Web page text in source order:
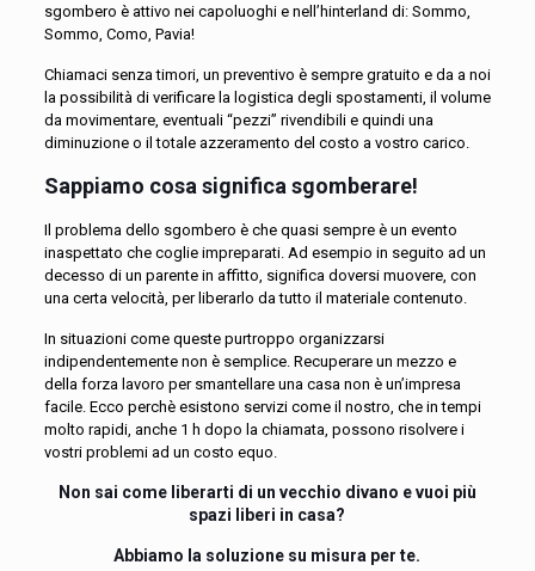
sgombero è attivo nei capoluoghi e nell’hinterland di: Sommo,
Sommo, Como, Pavia!
Chiamaci senza timori, un preventivo è sempre gratuito e da a noi
la possibilità di verificare la logistica degli spostamenti, il volume
da movimentare, eventuali “pezzi” rivendibili e quindi una
diminuzione o il totale azzeramento del costo a vostro carico.
Sappiamo cosa significa sgomberare!
Il problema dello sgombero è che quasi sempre è un evento
inaspettato che coglie impreparati. Ad esempio in seguito ad un
decesso di un parente in affitto, significa doversi muovere, con
una certa velocità, per liberarlo da tutto il materiale contenuto.
In situazioni come queste purtroppo organizzarsi
indipendentemente non è semplice. Recuperare un mezzo e
della forza lavoro per smantellare una casa non è un’impresa
facile. Ecco perchè esistono servizi come il nostro, che in tempi
molto rapidi, anche 1 h dopo la chiamata, possono risolvere i
vostri problemi ad un costo equo.
Non sai come liberarti di un vecchio divano e vuoi più
spazi liberi in casa?
Abbiamo la soluzione su misura per te.